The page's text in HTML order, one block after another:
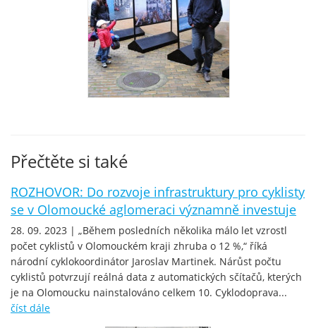
Přečtěte si také
ROZHOVOR: Do rozvoje infrastruktury pro cyklisty
se v Olomoucké aglomeraci významně investuje
28. 09. 2023 | „Během posledních několika málo let vzrostl
počet cyklistů v Olomouckém kraji zhruba o 12 %,“ říká
národní cyklokoordinátor Jaroslav Martinek. Nárůst počtu
cyklistů potvrzují reálná data z automatických sčítačů, kterých
je na Olomoucku nainstalováno celkem 10. Cyklodoprava...
číst dále